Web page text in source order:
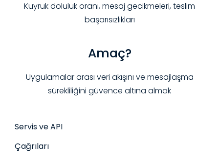
Kuyruk doluluk oranı, mesaj gecikmeleri, teslim
başarısızlıkları
Amaç?
Uygulamalar arası veri akışını ve mesajlaşma
sürekliliğini güvence altına almak
Servis ve API
Çağrıları